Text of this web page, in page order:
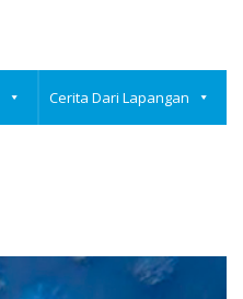
Cerita Dari Lapangan